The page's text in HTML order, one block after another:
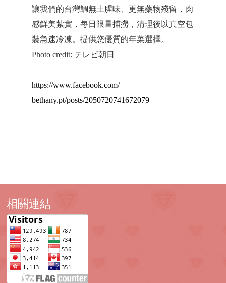
讓我們的台灣鯛無土腥味、更無藥物殘留，肉
感鮮美紮實，每日限量捕撈，清理後以真空包
裝急速冷凍。提供您優質的年菜選擇。
Photo credit: テレビ朝日
https://www.facebook.com/
bethany.pt/posts/2050720741672079
相關連結